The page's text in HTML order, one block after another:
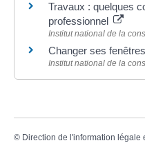
Travaux : quelques
professionnel
Institut national de la
Changer ses fenêtres
Institut national de la
© Direction de l'information légale